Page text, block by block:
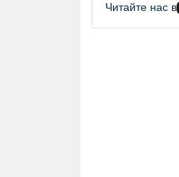
Читайте нас в